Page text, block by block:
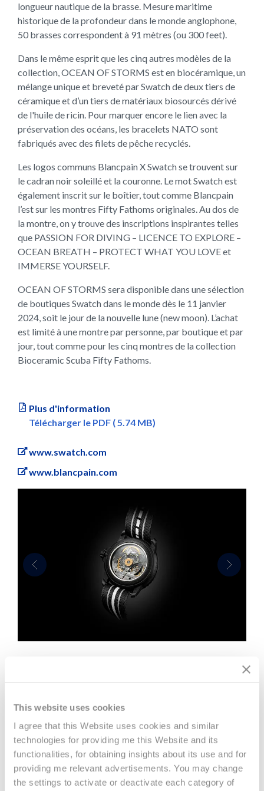
This website uses cookies
I agree that this Website uses cookies and similar
technologies for providing me this Website and its
functionalities, for obtaining insights about its use and for
providing me relevant advertisements. You may change
the settings to activate or deactivate each category of
Previous Next
longueur nautique de la brasse. Mesure maritime
historique de la profondeur dans le monde anglophone,
50 brasses correspondent à 91 mètres (ou 300 feet).
Dans le même esprit que les cinq autres modèles de la
collection, OCEAN OF STORMS est en biocéramique, un
mélange unique et breveté par Swatch de deux tiers de
céramique et d’un tiers de matériaux biosourcés dérivé
de l'huile de ricin. Pour marquer encore le lien avec la
préservation des océans, les bracelets NATO sont
fabriqués avec des filets de pêche recyclés.
Les logos communs Blancpain X Swatch se trouvent sur
le cadran noir soleillé et la couronne. Le mot Swatch est
également inscrit sur le boîtier, tout comme Blancpain
l’est sur les montres Fifty Fathoms originales. Au dos de
la montre, on y trouve des inscriptions inspirantes telles
que PASSION FOR DIVING – LICENCE TO EXPLORE –
OCEAN BREATH – PROTECT WHAT YOU LOVE et
IMMERSE YOURSELF.
OCEAN OF STORMS sera disponible dans une sélection
de boutiques Swatch dans le monde dès le 11 janvier
2024, soit le jour de la nouvelle lune (new moon). L’achat
est limité à une montre par personne, par boutique et par
jour, tout comme pour les cinq montres de la collection
Bioceramic Scuba Fifty Fathoms.
Plus d'information
Télécharger le PDF ( 5.74 MB)
www.swatch.com
www.blancpain.com
NOUVELLES